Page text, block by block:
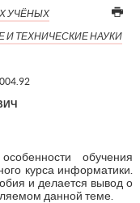
УЧЁНЫХ
И ТЕХНИЧЕСКИЕ НАУКИ
004.92
обучения
курса информатики.
и делается вывод о
данной теме.